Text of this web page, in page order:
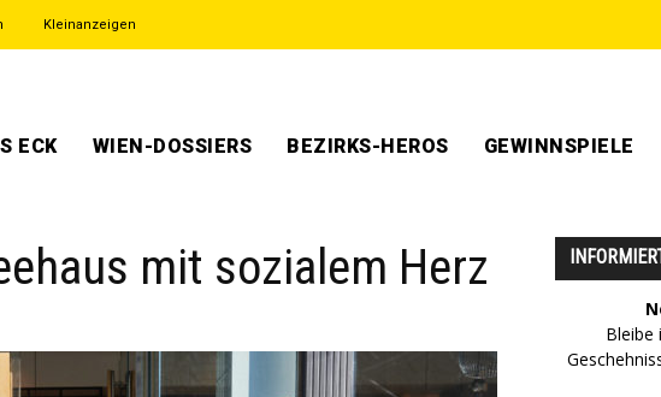
Kleinanzeigen
ECK WIEN-DOSSIERS BEZIRKS-HEROS GEWINNSPIELE
mit sozialem Herz
Bleibe